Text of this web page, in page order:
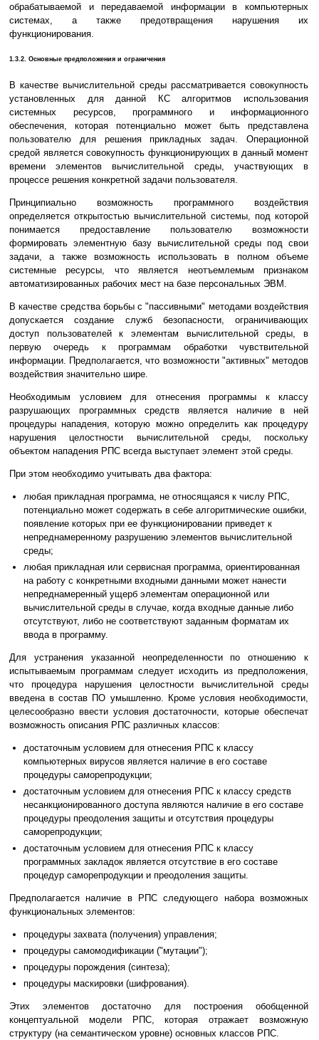
обрабатываемой и передаваемой информации в компьютерных
системах, а также предотвращения нарушения их
функционирования.
1.3.2. Основные предположения и ограничения
В качестве вычислительной среды рассматривается совокупность
установленных для данной КС алгоритмов использования
системных ресурсов, программного и информационного
обеспечения, которая потенциально может быть представлена
пользователю для решения прикладных задач. Операционной
средой является совокупность функционирующих в данный момент
времени элементов вычислительной среды, участвующих в
процессе решения конкретной задачи пользователя.
Принципиально возможность программного воздействия
определяется открытостью вычислительной системы, под которой
понимается предоставление пользователю возможности
формировать элементную базу вычислительной среды под свои
задачи, а также возможность использовать в полном объеме
системные ресурсы, что является неотъемлемым признаком
автоматизированных рабочих мест на базе персональных ЭВМ.
В качестве средства борьбы с "пассивными" методами воздействия
допускается создание служб безопасности, ограничивающих
доступ пользователей к элементам вычислительной среды, в
первую очередь к программам обработки чувствительной
информации. Предполагается, что возможности "активных" методов
воздействия значительно шире.
Необходимым условием для отнесения программы к классу
разрушающих программных средств является наличие в ней
процедуры нападения, которую можно определить как процедуру
нарушения целостности вычислительной среды, поскольку
объектом нападения РПС всегда выступает элемент этой среды.
При этом необходимо учитывать два фактора:
любая прикладная программа, не относящаяся к числу РПС,
потенциально может содержать в себе алгоритмические ошибки,
появление которых при ее функционировании приведет к
непреднамеренному разрушению элементов вычислительной
среды;
любая прикладная или сервисная программа, ориентированная
на работу с конкретными входными данными может нанести
непреднамеренный ущерб элементам операционной или
вычислительной среды в случае, когда входные данные либо
отсутствуют, либо не соответствуют заданным форматам их
ввода в программу.
Для устранения указанной неопределенности по отношению к
испытываемым программам следует исходить из предположения,
что процедура нарушения целостности вычислительной среды
введена в состав ПО умышленно. Кроме условия необходимости,
целесообразно ввести условия достаточности, которые обеспечат
возможность описания РПС различных классов:
достаточным условием для отнесения РПС к классу
компьютерных вирусов является наличие в его составе
процедуры саморепродукции;
достаточным условием для отнесения РПС к классу средств
несанкционированного доступа являются наличие в его составе
процедуры преодоления защиты и отсутствия процедуры
саморепродукции;
достаточным условием для отнесения РПС к классу
программных закладок является отсутствие в его составе
процедур саморепродукции и преодоления защиты.
Предполагается наличие в РПС следующего набора возможных
функциональных элементов:
процедуры захвата (получения) управления;
процедуры самомодификации ("мутации");
процедуры порождения (синтеза);
процедуры маскировки (шифрования).
Этих элементов достаточно для построения обобщенной
концептуальной модели РПС, которая отражает возможную
структуру (на семантическом уровне) основных классов РПС.